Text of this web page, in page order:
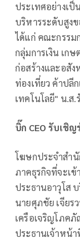
ประเทศอย่างเ
บริหารระดับสูง
ได้แก่ คณะกรรม
กลุ่มการเงิน เก
ก่อสร้างและอสั
ท่องเที่ยว ค้าปลี
เทคโนโลยี" น.ส.
บิ๊ก CEO รับเชิญ
โฆษกประจำสำ
ภาคธุรกิจที่จะเ
ประธานอาวุโส
นายศุภชัย เจียร
เครือเจริญโภค
ประธานเจ้าหน้